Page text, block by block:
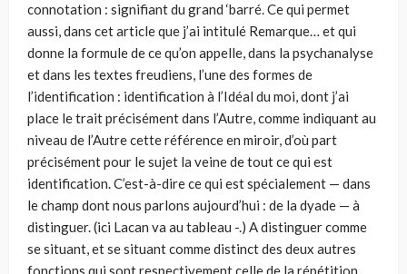
connotation : signifiant du grand ‘barré. Ce qui permet
aussi, dans cet article que j’ai intitulé Remarque… et qui
donne la formule de ce qu’on appelle, dans la psychanalyse
et dans les textes freudiens, l’une des formes de
l’identification : identification à l’Idéal du moi, dont j’ai
place le trait précisément dans l’Autre, comme indiquant au
niveau de l’Autre cette référence en miroir, d’où part
précisément pour le sujet la veine de tout ce qui est
identification. C’est-à-dire ce qui est spécialement — dans
le champ dont nous parlons aujourd’hui : de la dyade — à
distinguer. (ici Lacan va au tableau -.) A distinguer comme
se situant, et se situant comme distinct des deux autres